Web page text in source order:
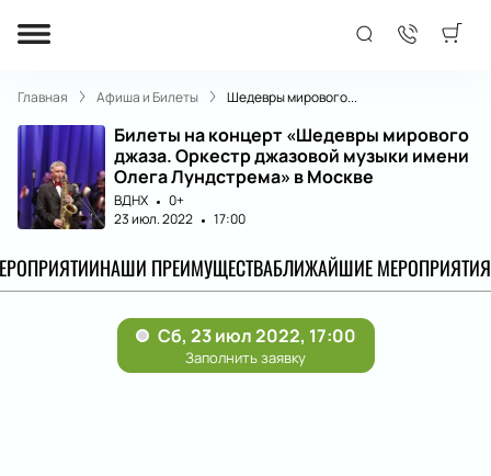
Главная Афиша и Билеты Шедевры мирового...
Билеты на концерт «Шедевры мирового
джаза. Оркестр джазовой музыки имени
Олега Лундстрема» в Москве
ВДНХ
0+
23 июл. 2022
17:00
НАШИ ПРЕИМУЩЕСТВАБЛИЖАЙШИЕ МЕРОПРИЯТИЯ